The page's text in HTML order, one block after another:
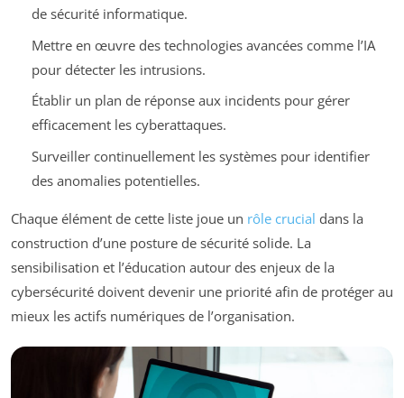
de sécurité informatique.
Mettre en œuvre des technologies avancées comme l’IA
pour détecter les intrusions.
Établir un plan de réponse aux incidents pour gérer
efficacement les cyberattaques.
Surveiller continuellement les systèmes pour identifier
des anomalies potentielles.
Chaque élément de cette liste joue un rôle crucial dans la
construction d’une posture de sécurité solide. La
sensibilisation et l’éducation autour des enjeux de la
cybersécurité doivent devenir une priorité afin de protéger au
mieux les actifs numériques de l’organisation.